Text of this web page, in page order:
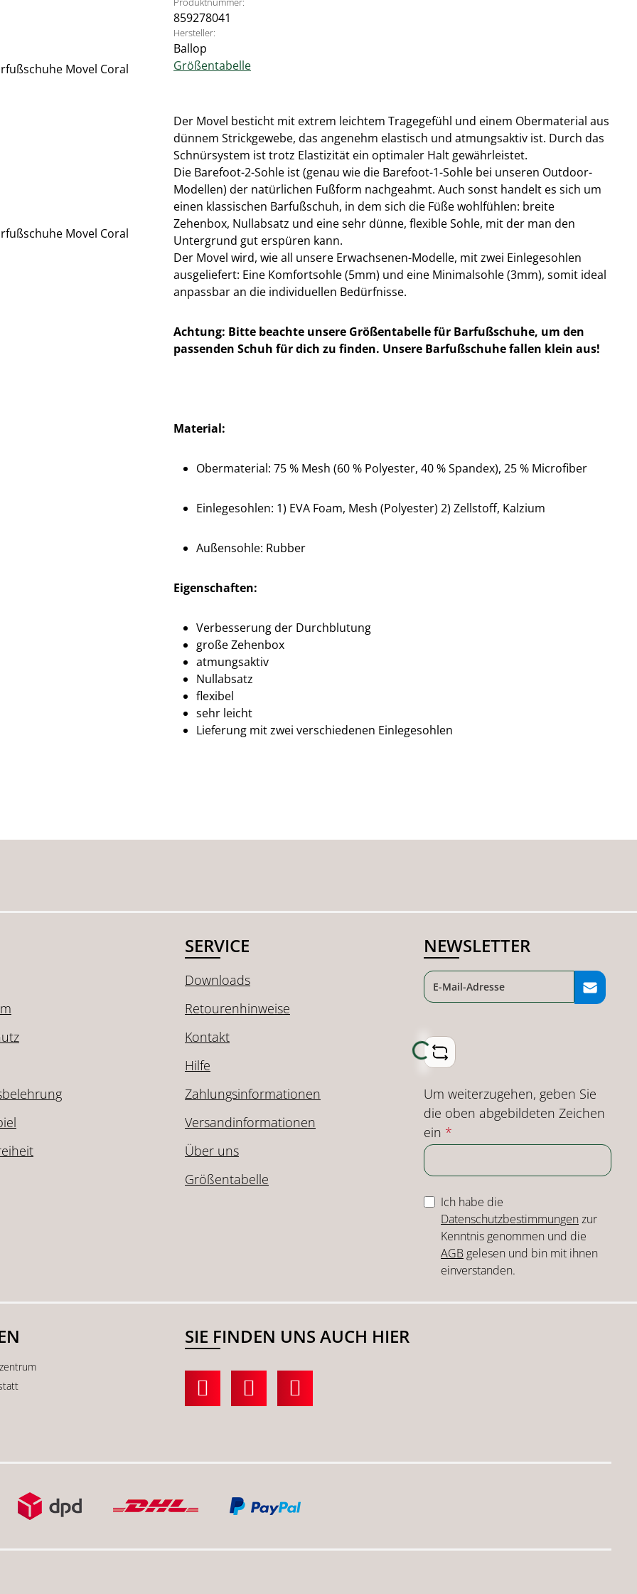
859278041
Hersteller:
Ballop
Größentabelle
Der Movel besticht mit extrem leichtem Tragegefühl und einem Obermaterial aus
dünnem Strickgewebe, das angenehm elastisch und atmungsaktiv ist. Durch das
Schnürsystem ist trotz Elastizität ein optimaler Halt gewährleistet.
Die Barefoot-2-Sohle ist (genau wie die Barefoot-1-Sohle bei unseren Outdoor-
Modellen) der natürlichen Fußform nachgeahmt. Auch sonst handelt es sich um
einen klassischen Barfußschuh, in dem sich die Füße wohlfühlen: breite
Zehenbox, Nullabsatz und eine sehr dünne, flexible Sohle, mit der man den
Untergrund gut erspüren kann.
Der Movel wird, wie all unsere Erwachsenen-Modelle, mit zwei Einlegesohlen
ausgeliefert: Eine Komfortsohle (5mm) und eine Minimalsohle (3mm), somit ideal
anpassbar an die individuellen Bedürfnisse.
Achtung: Bitte beachte unsere Größentabelle für Barfußschuhe, um den
passenden Schuh für dich zu finden. Unsere Barfußschuhe fallen klein aus!
Material:
Obermaterial: 75 % Mesh (60 % Polyester, 40 % Spandex), 25 % Microfiber
Einlegesohlen: 1) EVA Foam, Mesh (Polyester) 2) Zellstoff, Kalzium
Außensohle: Rubber
Eigenschaften:
Verbesserung der Durchblutung
große Zehenbox
atmungsaktiv
Nullabsatz
flexibel
sehr leicht
Lieferung mit zwei verschiedenen Einlegesohlen
SERVICE
Downloads
Retourenhinweise
Kontakt
Hilfe
Zahlungsinformationen
Versandinformationen
Über uns
Größentabelle
NEWSLETTER
Loading...
Um weiterzugehen, geben Sie
die oben abgebildeten Zeichen
ein *
Ich habe die
Datenschutzbestimmungenzur
Kenntnis genommen und die
AGB gelesen und bin mit ihnen
einverstanden.
SIE FINDEN UNS AUCH HIER